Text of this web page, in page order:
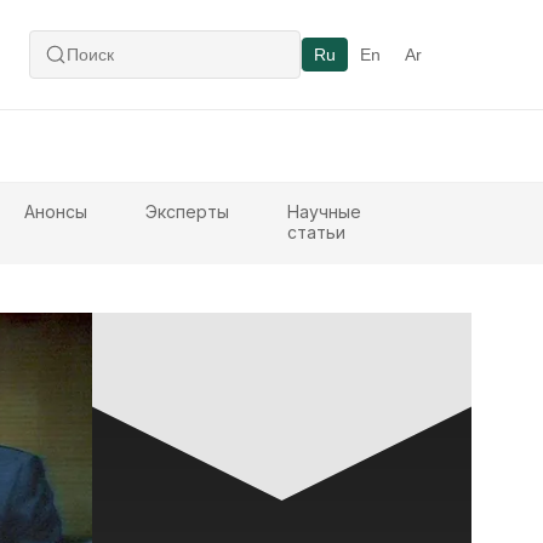
Ru En Ar
Анонсы Эксперты
Научные
статьи